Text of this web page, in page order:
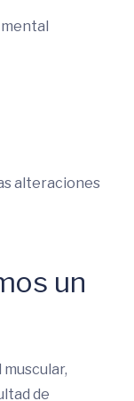
alteraciones
un
de